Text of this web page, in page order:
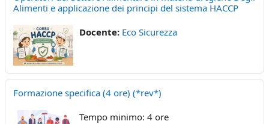
Alimenti e applicazione dei principi del sistema HACCP
Docente: Eco Sicurezza
Formazione specifica (4 ore) (*rev*)
Tempo minimo: 4 ore